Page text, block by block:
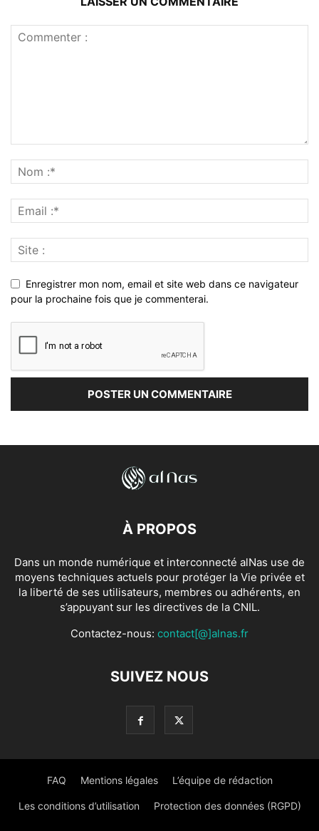
Enregistrer mon nom, email et site web dans ce navigateur
pour la prochaine fois que je commenterai.
À PROPOS
Dans un monde numérique et interconnecté alNas use de
moyens techniques actuels pour protéger la Vie privée et
la liberté de ses utilisateurs, membres ou adhérents, en
s’appuyant sur les directives de la CNIL.
Contactez-nous: contact[@]alnas.fr
SUIVEZ NOUS
FAQ Mentions légales L’équipe de rédaction
Les conditions d’utilisation Protection des données (RGPD)